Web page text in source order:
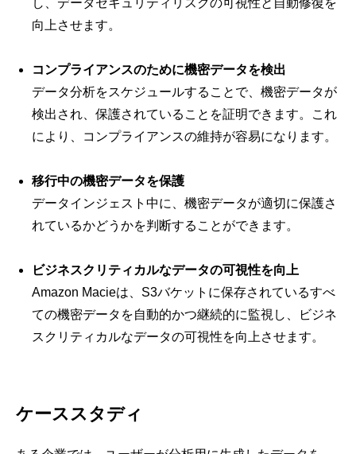
し、データセキュリティリスクの可視性と自動修復を
向上させます。
コンプライアンスのために機密データを検出
データ分析をスケジュールすることで、機密データが
検出され、保護されていることを証明できます。これ
により、コンプライアンスの維持が容易になります。
移行中の機密データを保護
データインジェスト中に、機密データが適切に保護さ
れているかどうかを判断することができます。
ビジネスクリティカルなデータの可視性を向上
Amazon Macieは、S3バケットに保存されているすべ
ての機密データを自動的かつ継続的に監視し、ビジネ
スクリティカルなデータの可視性を向上させます。
ケーススタディ